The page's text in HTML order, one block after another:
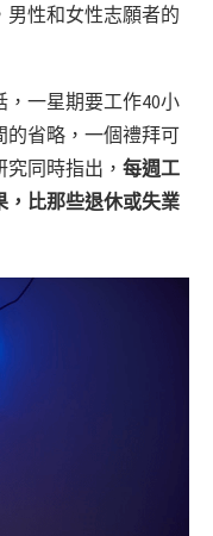
男性和女性志願者的
一星期要工作40小
的省略，一個禮拜可
同時指出， 每週工
，比那些退休或失業